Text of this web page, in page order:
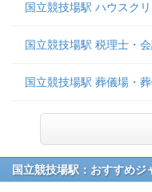
国立競技場駅 ハウスク
国立競技場駅 税理士・
国立競技場駅 葬儀場・
国立競技場駅：おすすめジ